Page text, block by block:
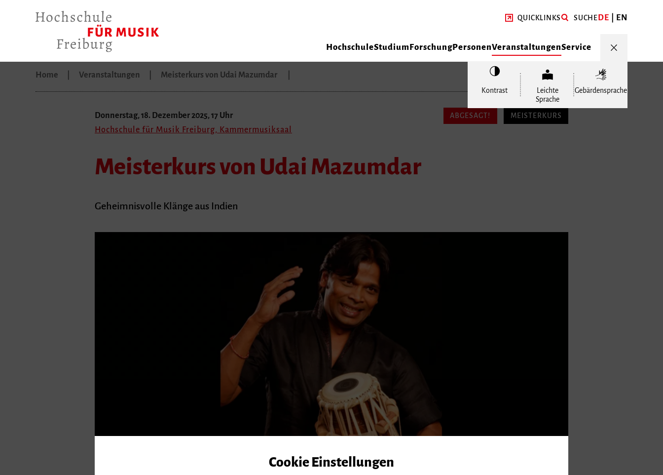
QUICKLINKS SUCHEDE EN
HochschuleStudiumForschungPersonenVeranstaltungenService
Kontrast
Leichte
Sprache
Gebärdensprache
Home Veranstaltungen Meisterkurs von Udai Mazumdar
Donnerstag, 18. Dezember 2025, 17 Uhr
Hochschule für Musik Freiburg, Kammermusiksaal
ABGESAGT! MEISTERKURS
Meisterkurs von Udai Mazumdar
Geheimnisvolle Klänge aus Indien
Cookie Einstellungen